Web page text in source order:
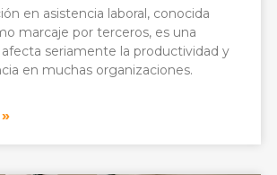
en asistencia laboral, conocida
marcaje por terceros, es una
seriamente la productividad y
en muchas organizaciones.